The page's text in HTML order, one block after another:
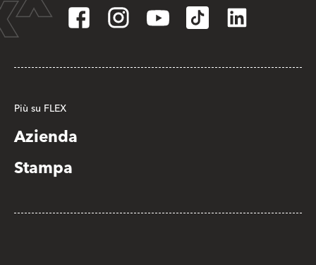
Più su FLEX
Azienda
Stampa